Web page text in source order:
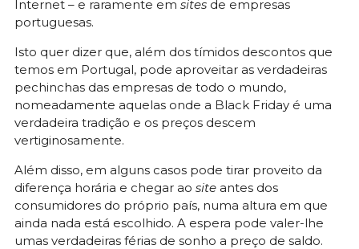
Internet – e raramente em sites de empresas
portuguesas.
Isto quer dizer que, além dos tímidos descontos que
temos em Portugal, pode aproveitar as verdadeiras
pechinchas das empresas de todo o mundo,
nomeadamente aquelas onde a Black Friday é uma
verdadeira tradição e os preços descem
vertiginosamente.
Além disso, em alguns casos pode tirar proveito da
diferença horária e chegar ao site antes dos
consumidores do próprio país, numa altura em que
ainda nada está escolhido. A espera pode valer-lhe
umas verdadeiras férias de sonho a preço de saldo.